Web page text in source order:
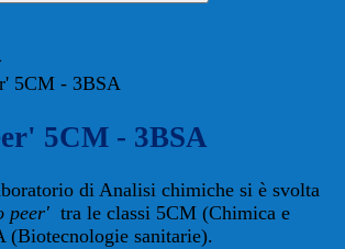
5CM - 3BSA
5CM - 3BSA
di Analisi chimiche si è svolta
peer' tra le classi 5CM (Chimica e
(Biotecnologie sanitarie).